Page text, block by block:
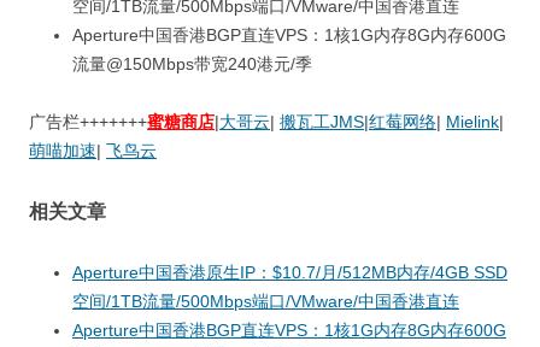
空间/1TB流量/500Mbps端口/VMware/中国香港直连
Aperture中国香港BGP直连VPS：1核1G内存8G内存600G
流量@150Mbps带宽240港元/季
广告栏+++++++蜜糖商店|大哥云| 搬瓦工JMS|红莓网络| Mielink|
萌喵加速| 飞鸟云
相关文章
Aperture中国香港原生IP：$10.7/月/512MB内存/4GB SSD
空间/1TB流量/500Mbps端口/VMware/中国香港直连
Aperture中国香港BGP直连VPS：1核1G内存8G内存600G